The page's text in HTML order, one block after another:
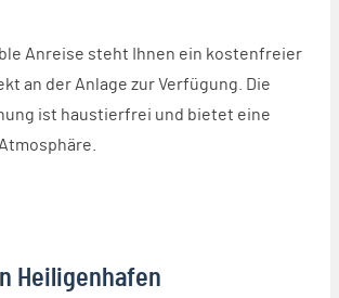
Anreise steht Ihnen ein kostenfreier
an der Anlage zur Verfügung. Die
ist haustierfrei und bietet eine
Heiligenhafen